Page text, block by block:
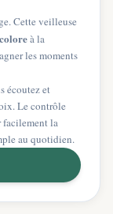
Cette veilleuse
à la
les moments
écoutez et
Le contrôle
facilement la
au quotidien.